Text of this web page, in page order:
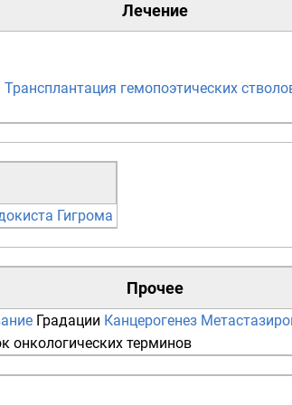
Лечение
Трансплантация гемопоэтических
Гигрома
Прочее
Градации Канцерогенез
онкологических терминов